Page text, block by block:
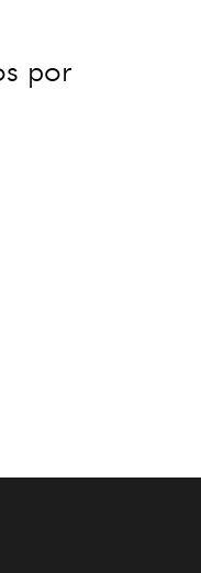
por